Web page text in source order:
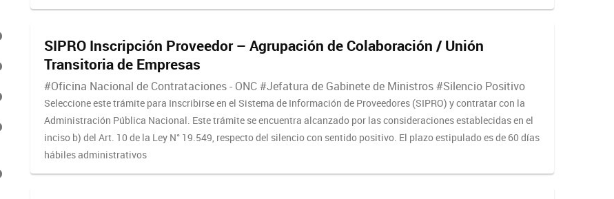
SIPRO Inscripción Proveedor – Agrupación de Colaboración / Unión
Transitoria de Empresas
#Oficina Nacional de Contrataciones - ONC #Jefatura de Gabinete de Ministros #Silencio Positivo
Seleccione este trámite para Inscribirse en el Sistema de Información de Proveedores (SIPRO) y contratar con la
Administración Pública Nacional. Este trámite se encuentra alcanzado por las consideraciones establecidas en el
inciso b) del Art. 10 de la Ley N° 19.549, respecto del silencio con sentido positivo. El plazo estipulado es de 60 días
hábiles administrativos